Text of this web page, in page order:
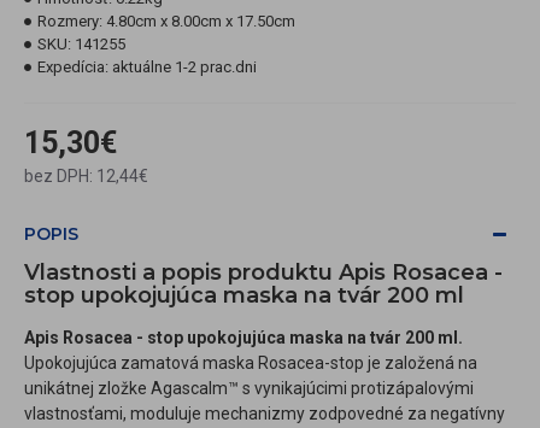
15,30€
bez DPH: 12,44€
Rozmery: 4.80cm x 8.00cm x 17.50cm
SKU: 141255
Expedícia: aktuálne 1-2 prac.dni
POPIS
Vlastnosti a popis produktu Apis Rosacea -
stop upokojujúca maska na tvár 200 ml
Apis Rosacea - stop upokojujúca maska na tvár 200 ml.
Upokojujúca zamatová maska Rosacea-stop je založená na
unikátnej zložke Agascalm™ s vynikajúcimi protizápalovými
vlastnosťami, moduluje mechanizmy zodpovedné za negatívny